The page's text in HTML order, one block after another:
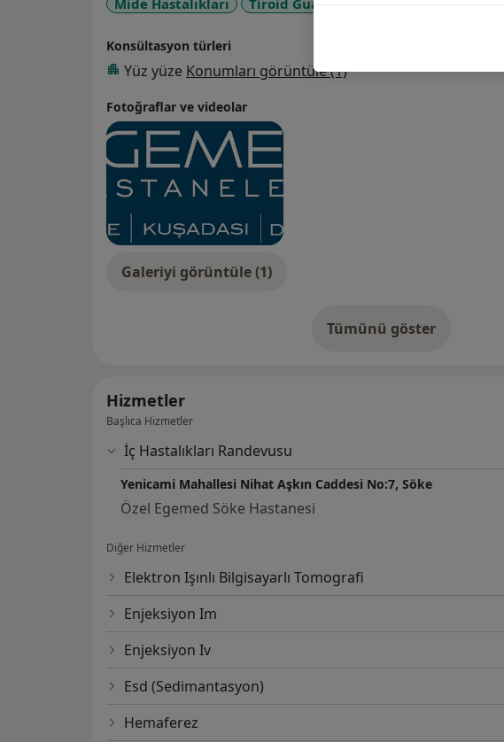
Konsültasyon türleri
Yüz yüze Konumları görüntüle (1)
Fotoğraflar ve videolar
Galeriyi görüntüle (1)
Tümünü gösterdeneyim hakkında
Hizmetler
Başlıca Hizmetler
İç Hastalıkları Randevusu
Yenicami Mahallesi Nihat Aşkın Caddesi No:7, Söke
Özel Egemed Söke Hastanesi
Diğer Hizmetler
Elektron Işınlı Bilgisayarlı Tomografi
Enjeksiyon Im
Enjeksiyon Iv
Esd (Sedimantasyon)
Hemaferez